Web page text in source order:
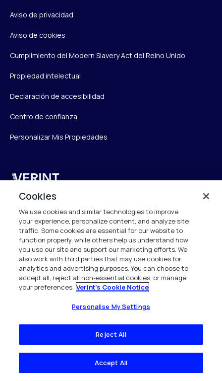
Aviso de privacidad
Aviso de cookies
Cumplimiento del Modern Slavery Act del Reino Unido
Propiedad intelectual
Declaración de accesibilidad
Centro de confianza
Personalizar Mis Propiedades
Verint
Verint Systems UK Ltd.
2nd Floor, The Forge,
43 Church Street, Woking GU21 6HT
United Kingdom
info.es@verint.com
+33 6 40 50 87 28
Cookies
We use cookies and similar technologies to improve
your experience, personalize content, and analyze site
traffic. Some cookies are essential for our website to
function properly, while others help us understand how
you use our site and support our marketing efforts. We
also work with third parties that may use cookies for
analytics and advertising purposes. You can choose to
accept all, reject all non-essential cookies, or manage
your preferences. Verint's Cookie Notice
Personalise My Settings
Reject All
Accept All